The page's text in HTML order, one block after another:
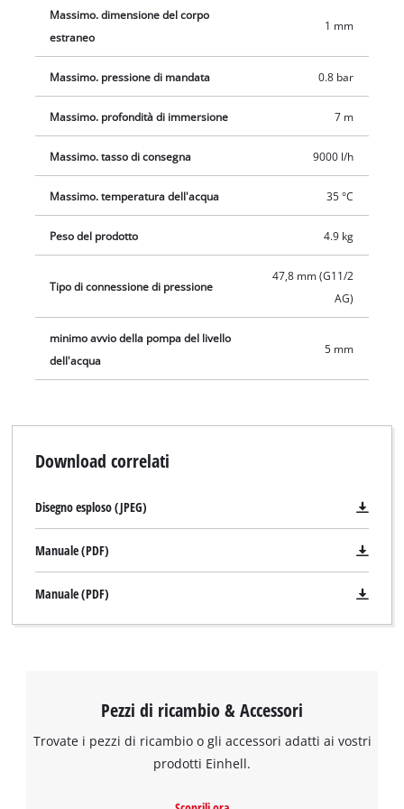
Abbiamo bisogno del vostro consenso
Massimo. dimensione del corpo
estraneo
1 mm
Massimo. pressione di mandata 0.8 bar
Massimo. profondità di immersione 7 m
Massimo. tasso di consegna 9000 l/h
Massimo. temperatura dell'acqua 35 °C
Peso del prodotto 4.9 kg
Tipo di connessione di pressione
47,8 mm (G11/2
AG)
minimo avvio della pompa del livello
dell'acqua
5 mm
Download correlati
Disegno esploso (JPEG)
Manuale (PDF)
Manuale (PDF)
Pezzi di ricambio & Accessori
Trovate i pezzi di ricambio o gli accessori adatti ai vostri
prodotti Einhell.